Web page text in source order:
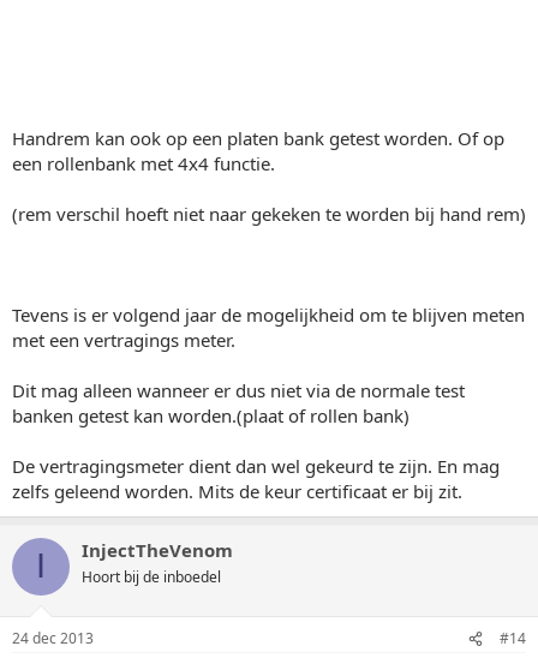
Handrem kan ook op een platen bank getest worden. Of op
een rollenbank met 4x4 functie.
(rem verschil hoeft niet naar gekeken te worden bij hand rem)
Tevens is er volgend jaar de mogelijkheid om te blijven meten
met een vertragings meter.
Dit mag alleen wanneer er dus niet via de normale test
banken getest kan worden.(plaat of rollen bank)
De vertragingsmeter dient dan wel gekeurd te zijn. En mag
zelfs geleend worden. Mits de keur certificaat er bij zit.
I InjectTheVenom
Hoort bij de inboedel
24 dec 2013 #14